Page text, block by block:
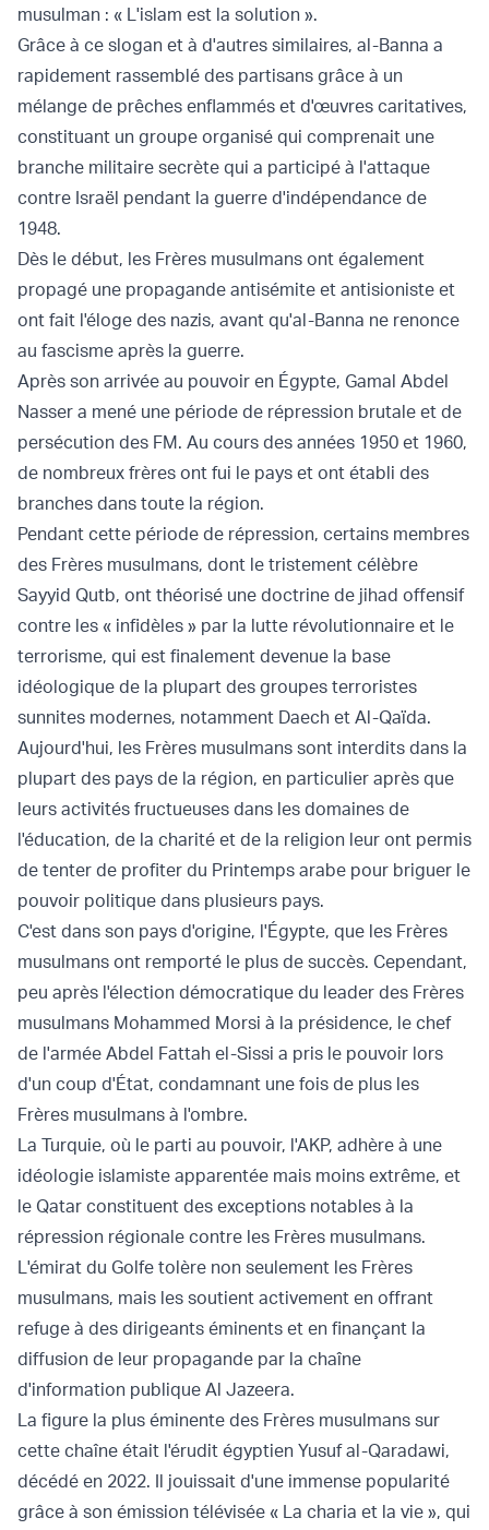
musulman : « L'islam est la solution ».
Grâce à ce slogan et à d'autres similaires, al-Banna a
rapidement rassemblé des partisans grâce à un
mélange de prêches enflammés et d'œuvres caritatives,
constituant un groupe organisé qui comprenait une
branche militaire secrète qui a participé à l'attaque
contre Israël pendant la guerre d'indépendance de
1948.
Dès le début, les Frères musulmans ont également
propagé une propagande antisémite et antisioniste et
ont fait l'éloge des nazis, avant qu'al-Banna ne renonce
au fascisme après la guerre.
Après son arrivée au pouvoir en Égypte, Gamal Abdel
Nasser a mené une période de répression brutale et de
persécution des FM. Au cours des années 1950 et 1960,
de nombreux frères ont fui le pays et ont établi des
branches dans toute la région.
Pendant cette période de répression, certains membres
des Frères musulmans, dont le tristement célèbre
Sayyid Qutb, ont théorisé une doctrine de jihad offensif
contre les « infidèles » par la lutte révolutionnaire et le
terrorisme, qui est finalement devenue la base
idéologique de la plupart des groupes terroristes
sunnites modernes, notamment Daech et Al-Qaïda.
Aujourd'hui, les Frères musulmans sont interdits dans la
plupart des pays de la région, en particulier après que
leurs activités fructueuses dans les domaines de
l'éducation, de la charité et de la religion leur ont permis
de tenter de profiter du Printemps arabe pour briguer le
pouvoir politique dans plusieurs pays.
C'est dans son pays d'origine, l'Égypte, que les Frères
musulmans ont remporté le plus de succès. Cependant,
peu après l'élection démocratique du leader des Frères
musulmans Mohammed Morsi à la présidence, le chef
de l'armée Abdel Fattah el-Sissi a pris le pouvoir lors
d'un coup d'État, condamnant une fois de plus les
Frères musulmans à l'ombre.
La Turquie, où le parti au pouvoir, l'AKP, adhère à une
idéologie islamiste apparentée mais moins extrême, et
le Qatar constituent des exceptions notables à la
répression régionale contre les Frères musulmans.
L'émirat du Golfe tolère non seulement les Frères
musulmans, mais les soutient activement en offrant
refuge à des dirigeants éminents et en finançant la
diffusion de leur propagande par la chaîne
d'information publique Al Jazeera.
La figure la plus éminente des Frères musulmans sur
cette chaîne était l'érudit égyptien Yusuf al-Qaradawi,
décédé en 2022. Il jouissait d'une immense popularité
grâce à son émission télévisée « La charia et la vie », qui